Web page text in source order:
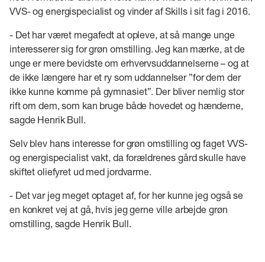
VVS- og energispecialist og vinder af Skills i sit fag i 2016.
- Det har været megafedt at opleve, at så mange unge
interesserer sig for grøn omstilling. Jeg kan mærke, at de
unge er mere bevidste om erhvervsuddannelserne – og at
de ikke længere har et ry som uddannelser ”for dem der
ikke kunne komme på gymnasiet”. Der bliver nemlig stor
rift om dem, som kan bruge både hovedet og hænderne,
sagde Henrik Bull.
Selv blev hans interesse for grøn omstilling og faget VVS-
og energispecialist vakt, da forældrenes gård skulle have
skiftet oliefyret ud med jordvarme.
- Det var jeg meget optaget af, for her kunne jeg også se
en konkret vej at gå, hvis jeg gerne ville arbejde grøn
omstilling, sagde Henrik Bull.